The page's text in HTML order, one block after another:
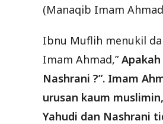
(Manaqib Imam
Ibnu Muflih menukil
Imam Ahmad,”
Nashrani ?”. Imam
urusan kaum
Yahudi dan Nashrani